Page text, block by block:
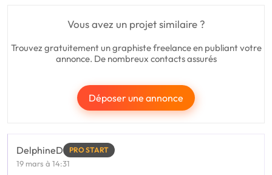
Vous avez un projet similaire ?
Trouvez gratuitement un graphiste freelance en publiant votre
annonce. De nombreux contacts assurés
Déposer une annonce
DelphineD PRO START
19 mars à 14:31